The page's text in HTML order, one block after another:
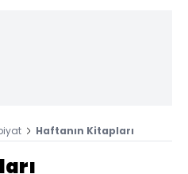
Haftanın Kitapları